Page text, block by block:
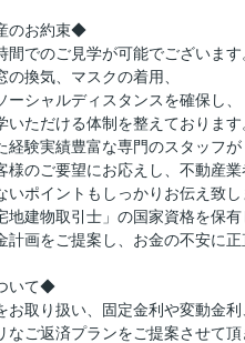
のお約束◆
間でのご見学が可能でございます
の換気、マスクの着用、
シャルディスタンスを確保し、
ただける体制を整えております
経験実績豊富な専門のスタッフが
のご要望にお応えし、不動産
ポイントもしっかりお伝え致し
地建物取引士」の国家資格を保有
計画をご提案し、お金の不安に正
いて◆
お取り扱い、固定金利や変動金
なご返済プランをご提案させて頂